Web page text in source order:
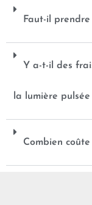
Faut-il
Y a-t-il des
la lumière pulsée
Combien